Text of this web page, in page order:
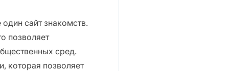
сайт знакомств.
позволяет
сред.
которая позволяет